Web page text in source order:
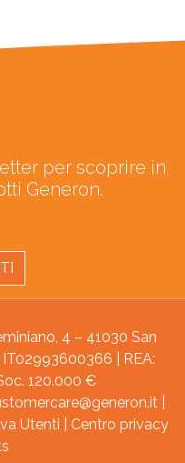
per scoprire in
Generon.
4 – 41030 San
IT02993600366 | REA:
120.000 €
Utenti
Centro privacy